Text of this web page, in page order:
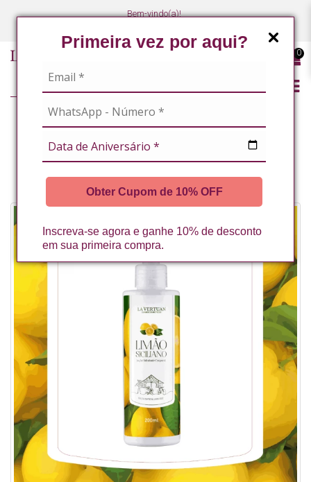
Primeira vez por aqui?
Obter Cupom de 10% OFF
Inscreva-se agora e ganhe 10% de desconto
em sua primeira compra.
Bem-vindo(a)!
0